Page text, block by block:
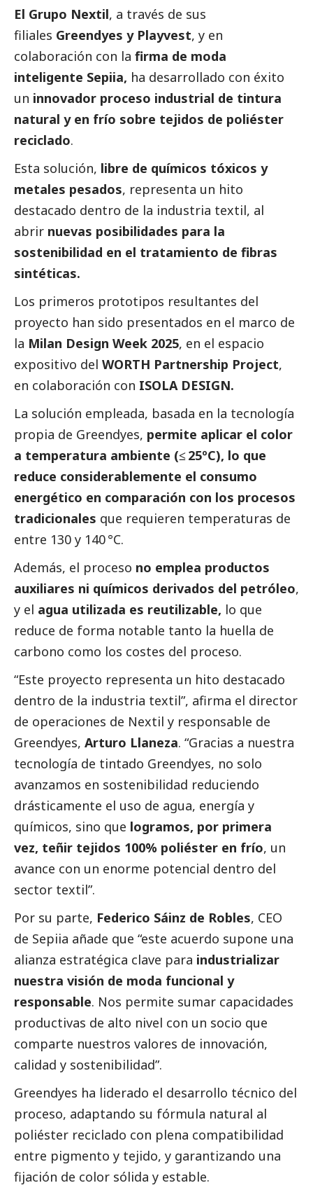
El Grupo Nextil, a través de sus
filiales Greendyes y Playvest, y en
colaboración con la firma de moda
inteligente Sepiia, ha desarrollado con éxito
un innovador proceso industrial de tintura
natural y en frío sobre tejidos de poliéster
reciclado.
Esta solución, libre de químicos tóxicos y
metales pesados, representa un hito
destacado dentro de la industria textil, al
abrir nuevas posibilidades para la
sostenibilidad en el tratamiento de fibras
sintéticas.
Los primeros prototipos resultantes del
proyecto han sido presentados en el marco de
la Milan Design Week 2025, en el espacio
expositivo del WORTH Partnership Project,
en colaboración con ISOLA DESIGN.
La solución empleada, basada en la tecnología
propia de Greendyes, permite aplicar el color
a temperatura ambiente (≤ 25ºC), lo que
reduce considerablemente el consumo
energético en comparación con los procesos
tradicionales que requieren temperaturas de
entre 130 y 140 °C.
Además, el proceso no emplea productos
auxiliares ni químicos derivados del petróleo,
y el agua utilizada es reutilizable, lo que
reduce de forma notable tanto la huella de
carbono como los costes del proceso.
“Este proyecto representa un hito destacado
dentro de la industria textil”, afirma el director
de operaciones de Nextil y responsable de
Greendyes, Arturo Llaneza. “Gracias a nuestra
tecnología de tintado Greendyes, no solo
avanzamos en sostenibilidad reduciendo
drásticamente el uso de agua, energía y
químicos, sino que logramos, por primera
vez, teñir tejidos 100% poliéster en frío, un
avance con un enorme potencial dentro del
sector textil”.
Por su parte, Federico Sáinz de Robles, CEO
de Sepiia añade que “este acuerdo supone una
alianza estratégica clave para industrializar
nuestra visión de moda funcional y
responsable. Nos permite sumar capacidades
productivas de alto nivel con un socio que
comparte nuestros valores de innovación,
calidad y sostenibilidad”.
Greendyes ha liderado el desarrollo técnico del
proceso, adaptando su fórmula natural al
poliéster reciclado con plena compatibilidad
entre pigmento y tejido, y garantizando una
fijación de color sólida y estable.